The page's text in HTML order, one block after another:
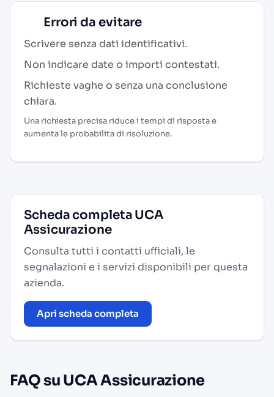
Errori da evitare
Scrivere senza dati identificativi.
Non indicare date o importi contestati.
Richieste vaghe o senza una conclusione
chiara.
Una richiesta precisa riduce i tempi di risposta e
aumenta le probabilita di risoluzione.
Scheda completa UCA
Assicurazione
Consulta tutti i contatti ufficiali, le
segnalazioni e i servizi disponibili per questa
azienda.
Apri scheda completa
FAQ su UCA Assicurazione